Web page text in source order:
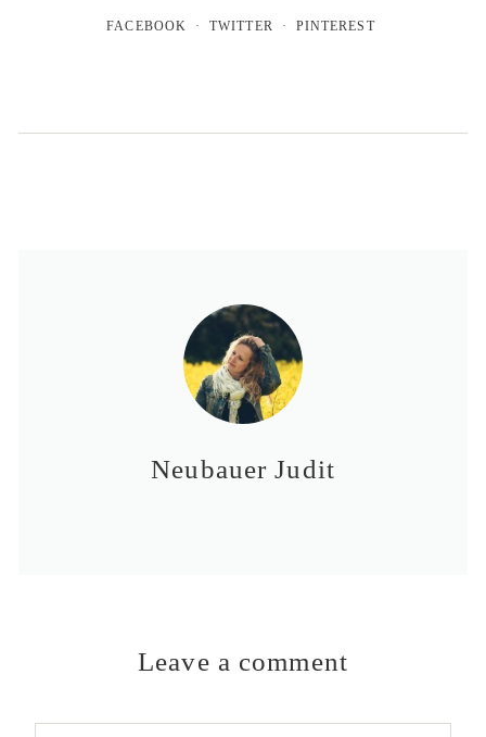
FACEBOOK TWITTER PINTEREST
Neubauer Judit
Leave a comment